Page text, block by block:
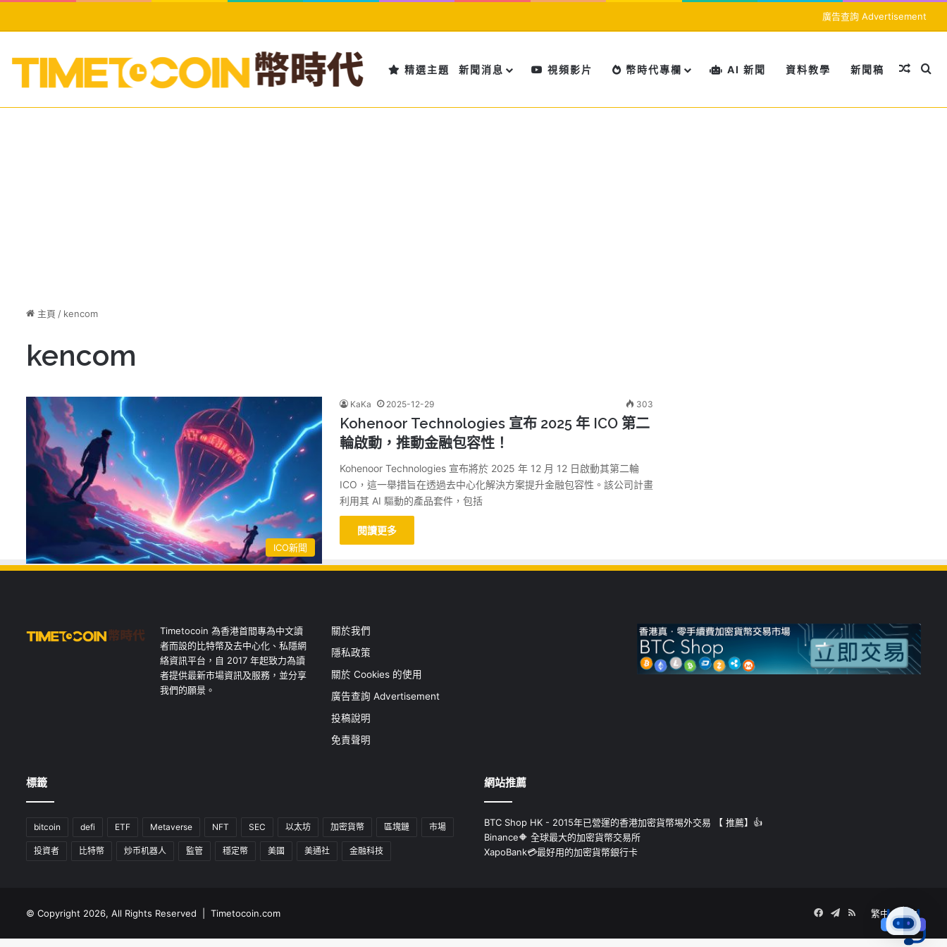
廣告查詢 Advertisement
精選主題 新聞消息 視頻影片 幣時代專欄 AI 新聞 資料教學 新聞稿 隨機文
搜
主頁 / kencom
kencom
ICO新聞
KaKa 2025-12-29 303
Kohenoor Technologies 宣布 2025 年 ICO 第二
輪啟動，推動金融包容性！
Kohenoor Technologies 宣布將於 2025 年 12 月 12 日啟動其第二輪
ICO，這一舉措旨在透過去中心化解決方案提升金融包容性。該公司計畫
利用其 AI 驅動的產品套件，包括
閱讀更多
Timetocoin 為香港首間專為中文讀
者而設的比特幣及去中心化、私隱網
絡資訊平台，自 2017 年起致力為讀
者提供最新市場資訊及服務，並分享
我們的願景。
關於我們
隱私政策
關於 Cookies 的使用
廣告查詢 Advertisement
投稿說明
免責聲明
標籤
bitcoin defi ETF Metaverse NFT SEC 以太坊 加密貨幣 區塊鏈 市場
投資者 比特幣 炒币机器人 監管 穩定幣 美國 美通社 金融科技
網站推薦
BTC Shop HK - 2015年已營運的香港加密貨幣埸外交易 【 推薦】👍
Binance🔶 全球最大的加密貨幣交易所
XapoBank💳最好用的加密貨幣銀行卡
© Copyright 2026, All Rights Reserved | Timetocoin.com 繁中 簡中
Facebook
Telegram
RSS